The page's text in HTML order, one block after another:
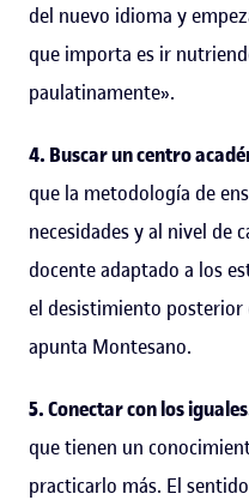
del nuevo idioma y
que importa es ir
paulatinamente».
4. Buscar un centro
que la metodología de
necesidades y al nivel de
docente adaptado a los
el desistimiento posterior
apunta Montesano.
5. Conectar con los
que tienen un
practicarlo más. El